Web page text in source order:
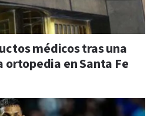
médicos tras una
ortopedia en Santa Fe